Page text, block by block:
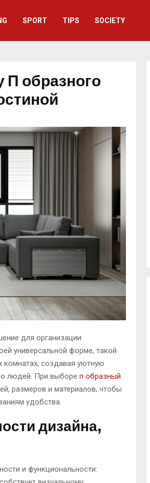
SPORT TIPS SOCIETY
П образного
для организации
универсальной форме, такой
создавая уютную
людей. При выборе п образный
размеров и материалов, чтобы
удобства.
дизайна,
и функциональности: